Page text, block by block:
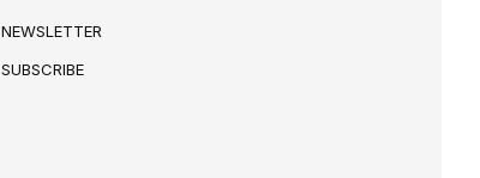
NEWSLETTER
SUBSCRIBE